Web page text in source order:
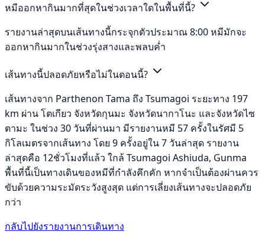
หมีออกหากินมากที่สุดในช่วงเวลาใดในพื้นที่นี้?
รายงานล่าสุดบนเส้นทางนี้กระจุกตัวประมาณ 8:00 หมีมักจะ
ออกหากินมากในช่วงรุ่งสางและพลบค่ำ
เส้นทางนี้ปลอดภัยหรือไม่ในตอนนี้?
เส้นทางจาก Parthenon Tama ถึง Tsumagoi ระยะทาง 197
km ผ่าน โตเกียว จังหวัดกุนมะ จังหวัดนากาโนะ และจังหวัดไซ
ตามะ ในช่วง 30 วันที่ผ่านมา มีรายงานหมี 57 ครั้งในรัศมี 5
กิโลเมตรจากเส้นทาง โดย 9 ครั้งอยู่ใน 7 วันล่าสุด รายงาน
ล่าสุดคือ 12ชั่วโมงที่แล้ว ใกล้ Tsumagoi Ashiuda, Gunma
พื้นที่นี้เป็นทางเดินของหมีที่กำลังคึกคัก หากจำเป็นต้องผ่านควร
ขับด้วยความระมัดระวังสูงสุด แต่การเลี่ยงเส้นทางจะปลอดภัย
กว่า
กลับไปยังรายงานการเดินทาง